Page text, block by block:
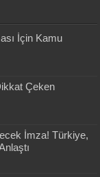
İçin Kamu
Çeken
İmza! Türkiye,